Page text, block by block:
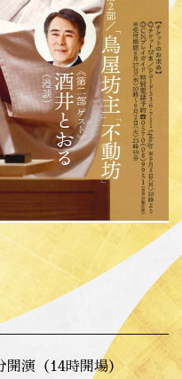
開演（14時開場）